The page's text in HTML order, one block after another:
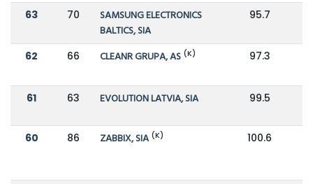
63 70
SAMSUNG ELECTRONICS
BALTICS, SIA
95.7
62 66 CLEANR GRUPA, AS (K) 97.3
61 63 EVOLUTION LATVIA, SIA 99.5
60 86 ZABBIX, SIA (K) 100.6